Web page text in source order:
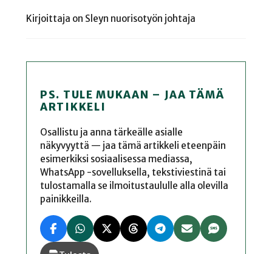
Kirjoittaja on Sleyn nuorisotyön johtaja
PS. TULE MUKAAN – JAA TÄMÄ
ARTIKKELI
Osallistu ja anna tärkeälle asialle
näkyvyyttä — jaa tämä artikkeli eteenpäin
esimerkiksi sosiaalisessa mediassa,
WhatsApp -sovelluksella, tekstiviestinä tai
tulostamalla se ilmoitustaululle alla olevilla
painikkeilla.